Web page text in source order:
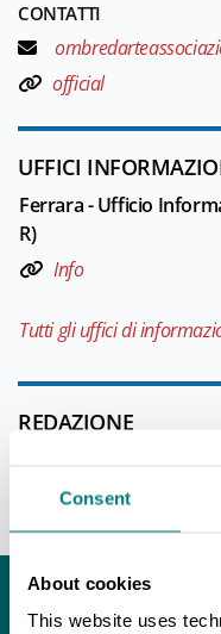
Consent
About cookies
This website uses
CONTATTI
official
UFFICI
Ferrara - Ufficio
R)
Info
Tutti gli uffici di
REDAZIONE
Ultimo aggiornamento 04/08/2026
Potrebbe